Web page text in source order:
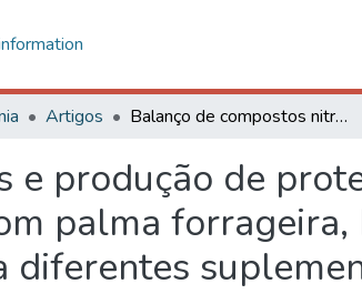
Artigos Balanço de compostos nitrogenados e produção de proteína microbiana em novilhas leiteiras alimentadas com palma forrageira, bagaço de cana-de-açúcar e uréia associados a diferentes suplementos
e produção de
palma forrageira,
diferentes